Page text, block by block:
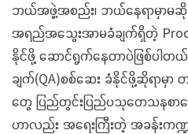
ဘယ်အဖွဲ့အစည်း၊ ဘယ်နေရာမှာမ
အရည်အသွေးအာမခံချက်ရှိတဲ့
နိုင်ဖို့ ဆောင်ရွက်နေတာပဲဖြစ်ပါ
ချက်(QA)စစ်ဆေး ခံနိုင်ဖို့ဆိုရာ
တွေ ပြည်တွင်းပြည်ပသုတေသနစာ
ဟာလည်း အရေးကြီးတဲ့ အခန်းကဏ္